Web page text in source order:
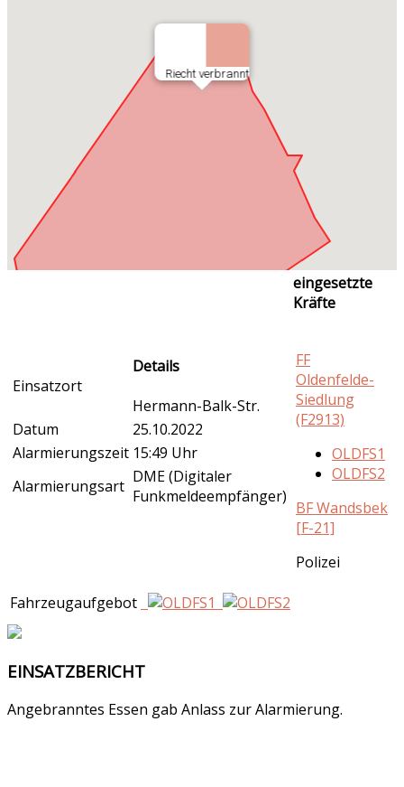
Riecht verbrannt
Einsatzort
Details
Hermann-Balk-Str.
Datum
25.10.2022
Alarmierungszeit 15:49 Uhr
Alarmierungsart DME (Digitaler
Funkmeldeempfänger)
eingesetzte
Kräfte
FF
Oldenfelde-
Siedlung
(F2913)
OLDFS1
OLDFS2
BF Wandsbek
[F-21]
Polizei
Fahrzeugaufgebot
EINSATZBERICHT
Angebranntes Essen gab Anlass zur Alarmierung.